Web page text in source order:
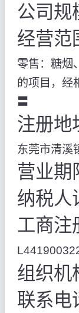
公司规
经营范
零售：糖烟
的项目，经
〓
注册地
东莞市清溪
营业期
纳税人
工商注
组织机
联系电